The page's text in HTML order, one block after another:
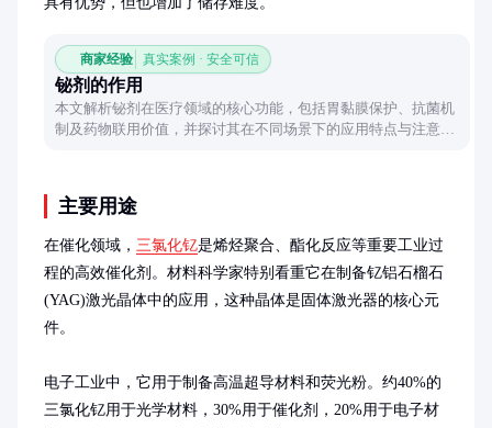
商家经验 真实案例 · 安全可信
铋剂的作用
本文解析铋剂在医疗领域的核心功能，包括胃黏膜保护、抗菌机
制及药物联用价值，并探讨其在不同场景下的应用特点与注意事
主要用途
在催化领域， 三氯化钇是烯烃聚合、酯化反应等重要工业过
程的高效催化剂。材料科学家特别看重它在制备钇铝石榴石
(YAG)激光晶体中的应用，这种晶体是固体激光器的核心元
件。
电子工业中，它用于制备高温超导材料和荧光粉。约40%的
三氯化钇用于光学材料，30%用于催化剂，20%用于电子材